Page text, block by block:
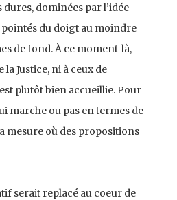
dominées par l’idée
pointés du doigt au moindre
de fond. À ce moment-là,
Justice, ni à ceux de
plutôt bien accueillie. Pour
marche ou pas en termes de
mesure où des propositions
serait replacé au coeur de